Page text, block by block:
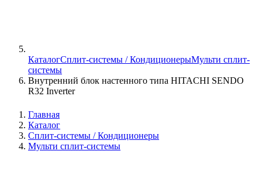
КаталогСплит-системы / КондиционерыМульти сплит-
системы
Внутренний блок настенного типа HITACHI SENDO
R32 Inverter
Главная
Каталог
Сплит-системы / Кондиционеры
Мульти сплит-системы